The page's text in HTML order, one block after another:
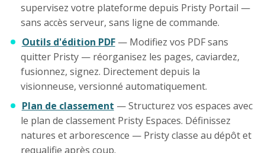
supervisez votre plateforme depuis Pristy Portail —
sans accès serveur, sans ligne de commande.
Outils d'édition PDF — Modifiez vos PDF sans
quitter Pristy — réorganisez les pages, caviardez,
fusionnez, signez. Directement depuis la
visionneuse, versionné automatiquement.
Plan de classement — Structurez vos espaces avec
le plan de classement Pristy Espaces. Définissez
natures et arborescence — Pristy classe au dépôt et
requalifie après coup.